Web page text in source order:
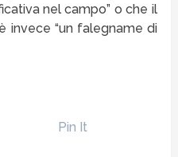
nel campo” o che il
invece “un falegname di
Pin It